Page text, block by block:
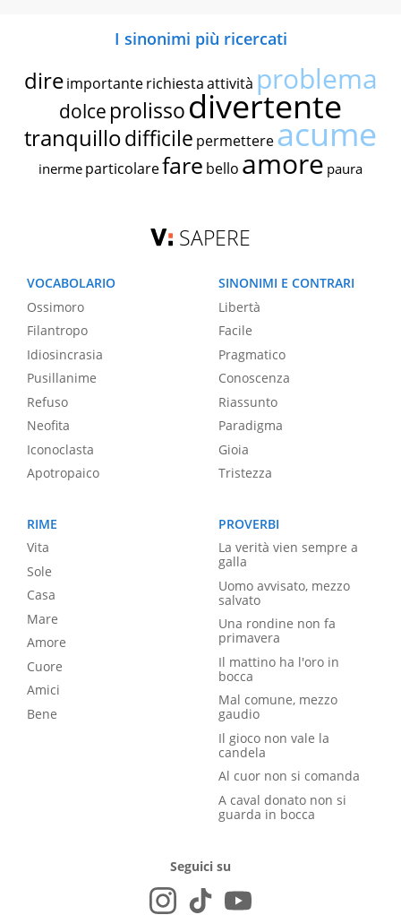
I sinonimi più ricercati
dire importante richiestaattività problema
dolce prolissodivertente
tranquillodifficile permettereacume
inerme particolarefare bello amore paura
SAPERE
VOCABOLARIO
Ossimoro
Filantropo
Idiosincrasia
Pusillanime
Refuso
Neofita
Iconoclasta
Apotropaico
SINONIMI E CONTRARI
Libertà
Facile
Pragmatico
Conoscenza
Riassunto
Paradigma
Gioia
Tristezza
RIME
Vita
Sole
Casa
Mare
Amore
Cuore
Amici
Bene
PROVERBI
La verità vien sempre a
galla
Uomo avvisato, mezzo
salvato
Una rondine non fa
primavera
Il mattino ha l'oro in
bocca
Mal comune, mezzo
gaudio
Il gioco non vale la
candela
Al cuor non si comanda
A caval donato non si
guarda in bocca
Seguici su